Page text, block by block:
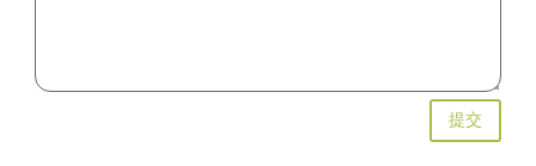
提交